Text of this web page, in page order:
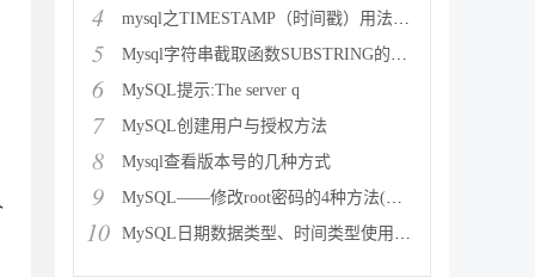
4 mysql之TIMESTAMP（时间戳）用法详解
5 Mysql字符串截取函数SUBSTRING的用法说明
6 MySQL提示:The server q
7 MySQL创建用户与授权方法
8 Mysql查看版本号的几种方式
9 MySQL——修改root密码的4种方法(以windows为
10 MySQL日期数据类型、时间类型使用总结